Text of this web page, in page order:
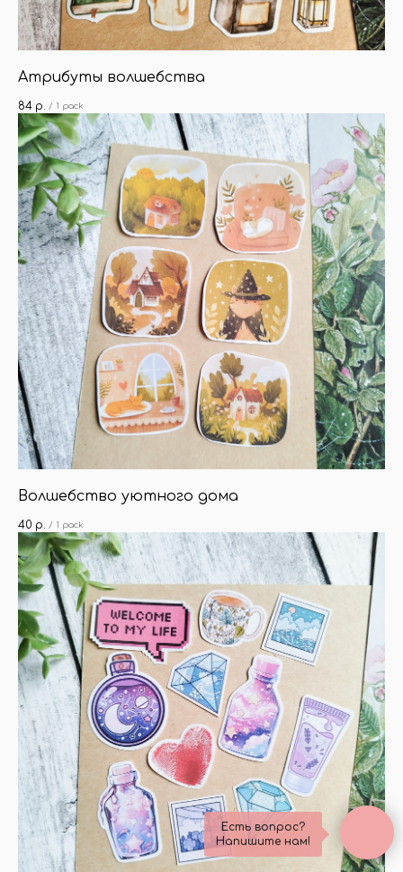
Есть вопрос?
Напишите нам!
Атрибуты волшебства
84 р. / 1 pack
Волшебство уютного дома
40 р. / 1 pack